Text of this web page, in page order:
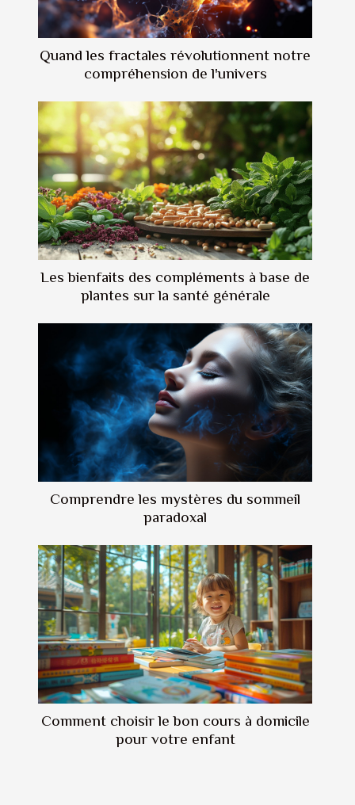
Quand les fractales révolutionnent notre
compréhension de l'univers
Les bienfaits des compléments à base de
plantes sur la santé générale
Comprendre les mystères du sommeil
paradoxal
Comment choisir le bon cours à domicile
pour votre enfant